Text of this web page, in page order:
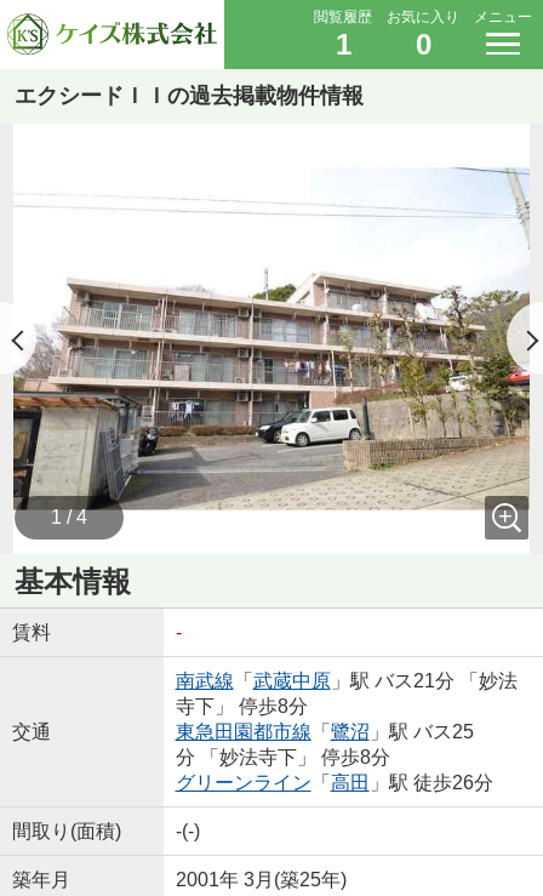
閲覧履歴
1
お気に入り
0
メニュー
エクシードＩＩの過去掲載物件情報
1 / 4
基本情報
賃料 -
交通
南武線 「 武蔵中原」駅 バス21分 「妙法
寺下」 停歩8分
東急田園都市線 「 鷺沼 」駅 バス25
分 「妙法寺下」 停歩8分
グリーンライン 「 高田 」駅 徒歩26分
間取り(面積) -(-)
築年月 2001年 3月(築25年)